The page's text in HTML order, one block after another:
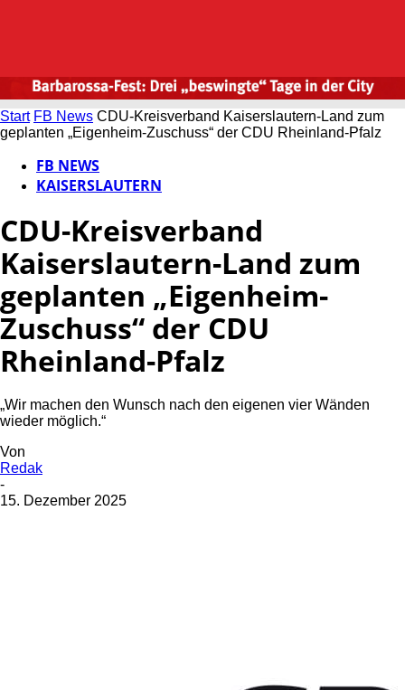
Start FB News CDU-Kreisverband Kaiserslautern-Land zum
geplanten „Eigenheim-Zuschuss“ der CDU Rheinland-Pfalz
FB NEWS
KAISERSLAUTERN
CDU-Kreisverband
Kaiserslautern-Land zum
geplanten „Eigenheim-
Zuschuss“ der CDU
Rheinland-Pfalz
„Wir machen den Wunsch nach den eigenen vier Wänden
wieder möglich.“
Von
Redak
-
15. Dezember 2025